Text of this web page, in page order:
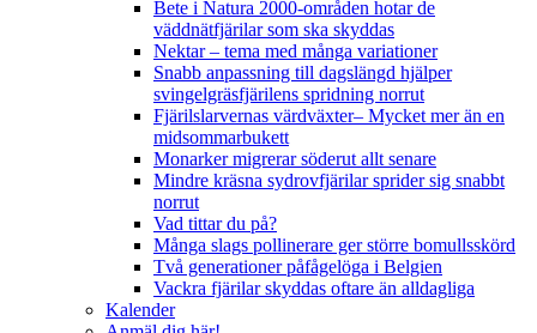
Bete i Natura 2000-områden hotar de
väddnätfjärilar som ska skyddas
Nektar – tema med många variationer
Snabb anpassning till dagslängd hjälper
svingelgräsfjärilens spridning norrut
Fjärilslarvernas värdväxter– Mycket mer än en
midsommarbukett
Monarker migrerar söderut allt senare
Mindre kräsna sydrovfjärilar sprider sig snabbt
norrut
Vad tittar du på?
Många slags pollinerare ger större bomullsskörd
Två generationer påfågelöga i Belgien
Vackra fjärilar skyddas oftare än alldagliga
Kalender